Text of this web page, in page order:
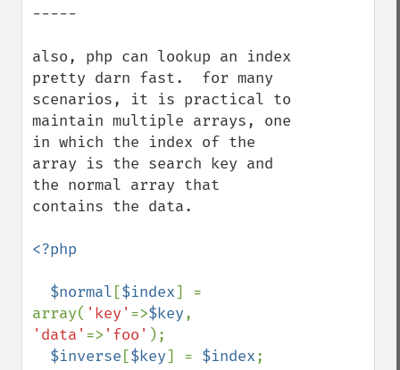
-----
also, php can lookup an index
pretty darn fast.  for many
scenarios, it is practical to
maintain multiple arrays, one
in which the index of the
array is the search key and
the normal array that
contains the data.
<?php
  $normal
[$index] =
array( 'key' =>$key
'data' => 'foo' );
$inverse [$key] = $index;